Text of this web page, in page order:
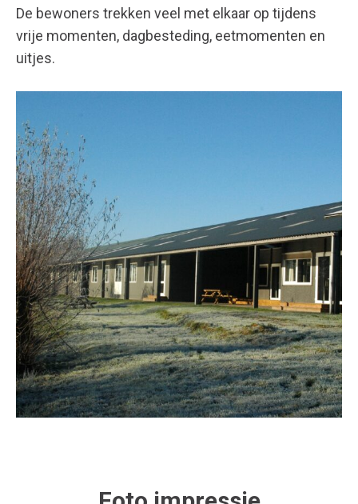
De bewoners trekken veel met elkaar op tijdens
vrije momenten, dagbesteding, eetmomenten en
uitjes.